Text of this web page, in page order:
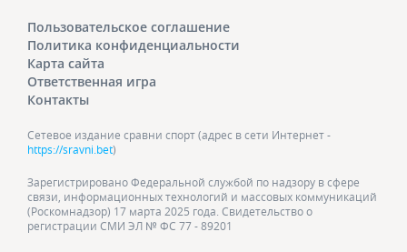
Пользовательское соглашение
Политика конфиденциальности
Карта сайта
Ответственная игра
Контакты
Сетевое издание сравни спорт (адрес в сети Интернет -
https://sravni.bet)
Зарегистрировано Федеральной службой по надзору в сфере
связи, информационных технологий и массовых коммуникаций
(Роскомнадзор) 17 марта 2025 года. Свидетельство о
регистрации СМИ ЭЛ № ФС 77 - 89201